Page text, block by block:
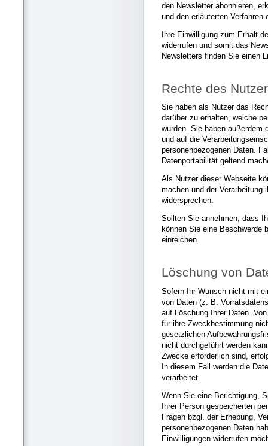
den Newsletter abonnieren,
und den erläuterten Verfahren
Ihre Einwilligung zum Erhalt
widerrufen und somit das
Newsletters finden Sie einen
Rechte des
Sie haben als Nutzer das
darüber zu erhalten, welche
wurden. Sie haben außerdem
und auf die
personenbezogenen Daten.
Datenportabilität geltend
Als Nutzer dieser Webseite
machen und der Verarbeitung
widersprechen.
Sollten Sie annehmen, dass
können Sie eine Beschwerde
einreichen.
Löschung von
Sofern Ihr Wunsch nicht mit
von Daten (z. B.
auf Löschung Ihrer Daten.
für ihre Zweckbestimmung
gesetzlichen
nicht durchgeführt werden
Zwecke erforderlich sind,
In diesem Fall werden die
verarbeitet.
Wenn Sie eine Berichtigung,
Ihrer Person gespeicherten
Fragen bzgl. der Erhebung,
personenbezogenen Daten
Einwilligungen widerrufen